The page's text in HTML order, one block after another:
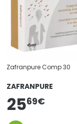
Zafranpure Comp 30
ZAFRANPURE
2569€